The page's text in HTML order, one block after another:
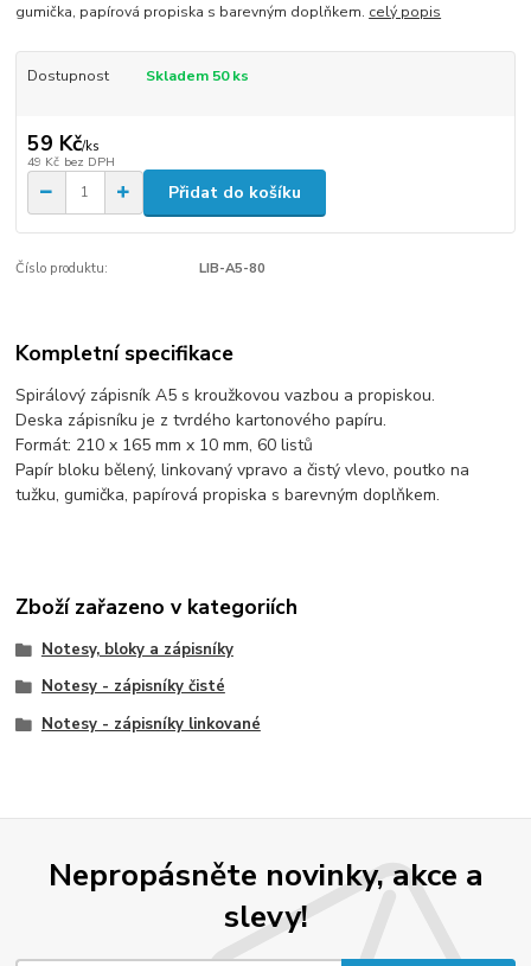
gumička, papírová propiska s barevným doplňkem. celý popis
Dostupnost Skladem 50 ks
59 Kč/ks
49 Kč bez DPH
Přidat do košíku
Číslo produktu: LIB-A5-80
Kompletní specifikace
Spirálový zápisník A5 s kroužkovou vazbou a propiskou.
Deska zápisníku je z tvrdého kartonového papíru.
Formát: 210 x 165 mm x 10 mm, 60 listů
Papír bloku bělený, linkovaný vpravo a čistý vlevo, poutko na
tužku, gumička, papírová propiska s barevným doplňkem.
Zboží zařazeno v kategoriích
Notesy, bloky a zápisníky
Notesy - zápisníky čisté
Notesy - zápisníky linkované
Nepropásněte novinky, akce a
slevy!